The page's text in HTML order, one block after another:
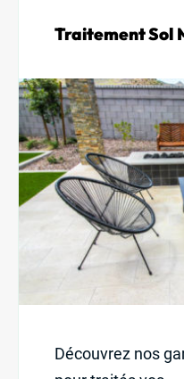
Traitement Sol
Découvrez nos